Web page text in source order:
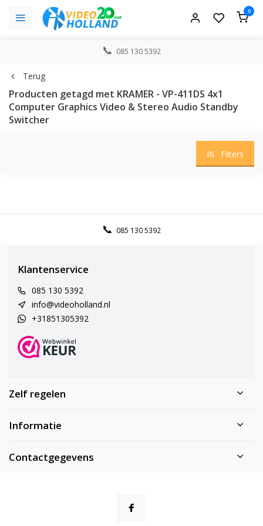
0
085 130 5392
Terug
Producten getagd met KRAMER - VP-411DS 4x1
Computer Graphics Video & Stereo Audio Standby
Switcher
Filters
085 130 5392
Klantenservice
085 130 5392
info@videoholland.nl
+31851305392
Zelf regelen
Informatie
Contactgegevens